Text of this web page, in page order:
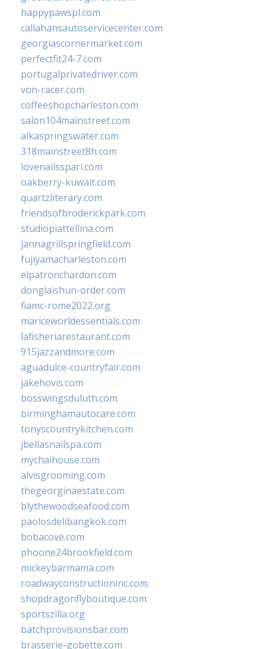
happypawspl.com
callahansautoservicecenter.com
georgiascornermarket.com
perfectfit24-7.com
portugalprivatedriver.com
von-racer.com
coffeeshopcharleston.com
salon104mainstreet.com
alkaspringswater.com
318mainstreet8h.com
lovenailsspari.com
oakberry-kuwait.com
quartzliterary.com
friendsofbroderickpark.com
studiopiattellina.com
jannagrillspringfield.com
fujiyamacharleston.com
elpatronchardon.com
donglaishun-order.com
fiamc-rome2022.org
mariceworldessentials.com
lafisheriarestaurant.com
915jazzandmore.com
aguadulce-countryfair.com
jakehovis.com
bosswingsduluth.com
birminghamautocare.com
tonyscountrykitchen.com
jbellasnailspa.com
mychaihouse.com
alvisgrooming.com
thegeorginaestate.com
blythewoodseafood.com
paolosdelibangkok.com
bobacove.com
phoone24brookfield.com
mickeybarmama.com
roadwayconstructioninc.com
shopdragonflyboutique.com
sportszilla.org
batchprovisionsbar.com
brasserie-gobette.com